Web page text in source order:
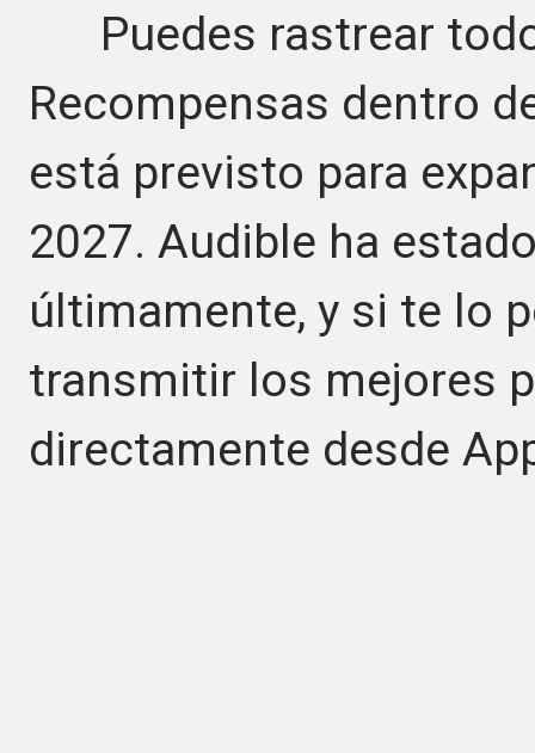
Puedes rastrear
Recompensas dentro
está previsto para
2027. Audible ha
últimamente, y si te lo
transmitir los mejores
directamente desde